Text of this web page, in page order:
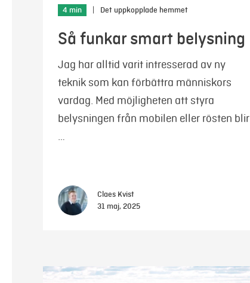
4 min Det uppkopplade hemmet
Så funkar smart belysning
Jag har alltid varit intresserad av ny
teknik som kan förbättra människors
vardag. Med möjligheten att styra
belysningen från mobilen eller rösten blir
…
Claes Kvist
31 maj, 2025